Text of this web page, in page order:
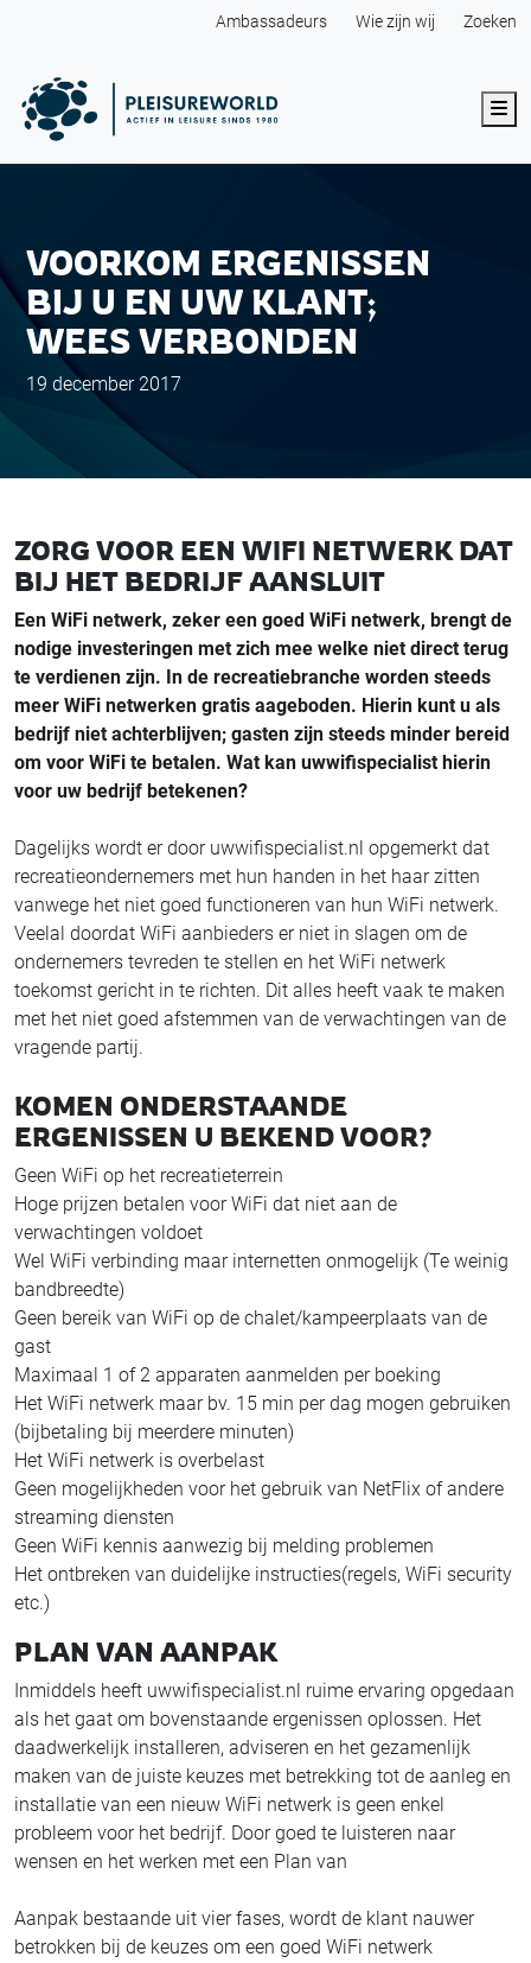
Ambassadeurs Wie zijn wij Zoeken
VOORKOM ERGENISSEN
BIJ U EN UW KLANT;
WEES VERBONDEN
19 december 2017
ZORG VOOR EEN WIFI NETWERK DAT
BIJ HET BEDRIJF AANSLUIT
Een WiFi netwerk, zeker een goed WiFi netwerk, brengt de
nodige investeringen met zich mee welke niet direct terug
te verdienen zijn. In de recreatiebranche worden steeds
meer WiFi netwerken gratis aageboden. Hierin kunt u als
bedrijf niet achterblijven; gasten zijn steeds minder bereid
om voor WiFi te betalen. Wat kan uwwifispecialist hierin
voor uw bedrijf betekenen?
Dagelijks wordt er door uwwifispecialist.nl opgemerkt dat
recreatieondernemers met hun handen in het haar zitten
vanwege het niet goed functioneren van hun WiFi netwerk.
Veelal doordat WiFi aanbieders er niet in slagen om de
ondernemers tevreden te stellen en het WiFi netwerk
toekomst gericht in te richten. Dit alles heeft vaak te maken
met het niet goed afstemmen van de verwachtingen van de
vragende partij.
KOMEN ONDERSTAANDE
ERGENISSEN U BEKEND VOOR?
Geen WiFi op het recreatieterrein
Hoge prijzen betalen voor WiFi dat niet aan de
verwachtingen voldoet
Wel WiFi verbinding maar internetten onmogelijk (Te weinig
bandbreedte)
Geen bereik van WiFi op de chalet/kampeerplaats van de
gast
Maximaal 1 of 2 apparaten aanmelden per boeking
Het WiFi netwerk maar bv. 15 min per dag mogen gebruiken
(bijbetaling bij meerdere minuten)
Het WiFi netwerk is overbelast
Geen mogelijkheden voor het gebruik van NetFlix of andere
streaming diensten
Geen WiFi kennis aanwezig bij melding problemen
Het ontbreken van duidelijke instructies(regels, WiFi security
etc.)
PLAN VAN AANPAK
Inmiddels heeft uwwifispecialist.nl ruime ervaring opgedaan
als het gaat om bovenstaande ergenissen oplossen. Het
daadwerkelijk installeren, adviseren en het gezamenlijk
maken van de juiste keuzes met betrekking tot de aanleg en
installatie van een nieuw WiFi netwerk is geen enkel
probleem voor het bedrijf. Door goed te luisteren naar
wensen en het werken met een Plan van
Aanpak bestaande uit vier fases, wordt de klant nauwer
betrokken bij de keuzes om een goed WiFi netwerk